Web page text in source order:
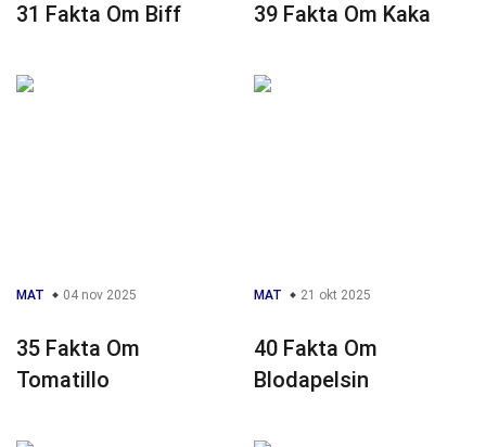
31 Fakta Om Biff 39 Fakta Om Kaka
MAT 04 nov 2025
35 Fakta Om
Tomatillo
MAT 21 okt 2025
40 Fakta Om
Blodapelsin